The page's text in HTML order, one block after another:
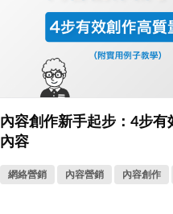
內容創作新手起步：4步有
內容
網絡營銷 內容營銷 內容創作